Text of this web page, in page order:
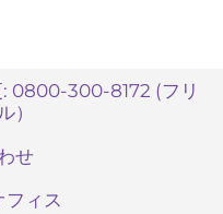
0800-300-8172 (フリ
）
せ
ィス